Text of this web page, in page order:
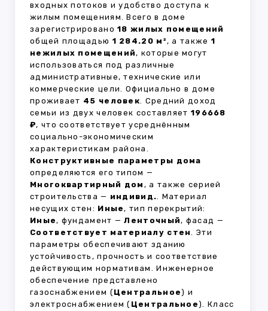
входных потоков и удобство доступа к
жилым помещениям. Всего в доме
зарегистрировано18 жилых помещений
общей площадью 1 284.20 м², а также 1
нежилых помещений, которые могут
использоваться под различные
административные, технические или
коммерческие цели. Официально в доме
проживает 45 человек. Средний доход
семьи из двух человек составляет 196668
₽, что соответствует усреднённым
социально-экономическим
характеристикам района.
Конструктивные параметры дома
определяются его типом —
Многоквартирный дом , а также серией
строительства — индивид.. Материал
несущих стен: Иные, тип перекрытий:
Иные, фундамент —Ленточный, фасад —
Соответствует материалу стен. Эти
параметры обеспечивают зданию
устойчивость, прочность и соответствие
действующим нормативам. Инженерное
обеспечение представлено
газоснабжением (Центральное) и
электроснабжением ( Центральное). Класс